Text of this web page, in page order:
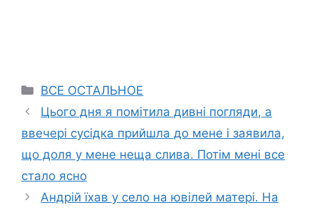
Categories
ВСЕ ОСТАЛЬНОЕ
Цього дня я помітила дивні погляди, а
ввечері сусідка прийшла до мене і заявила,
що доля у мене неща слива. Потім мені все
стало ясно
Андрій їхав у село на ювілей матері. На